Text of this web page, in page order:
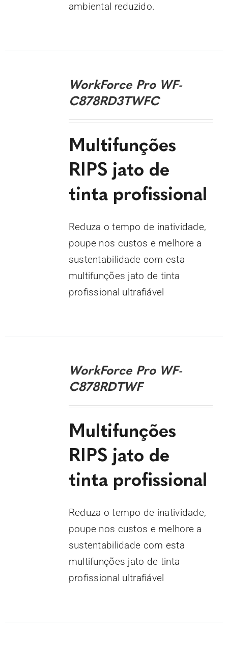
ambiental reduzido.
WorkForce Pro WF-
C878RD3TWFC
Multifunções
RIPS jato de
tinta profissional
Reduza o tempo de inatividade,
poupe nos custos e melhore a
sustentabilidade com esta
multifunções jato de tinta
profissional ultrafiável
WorkForce Pro WF-
C878RDTWF
Multifunções
RIPS jato de
tinta profissional
Reduza o tempo de inatividade,
poupe nos custos e melhore a
sustentabilidade com esta
multifunções jato de tinta
profissional ultrafiável